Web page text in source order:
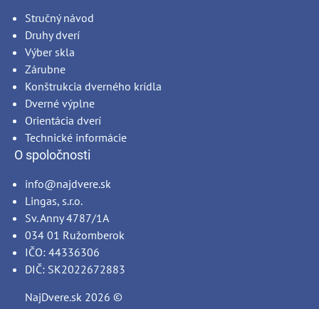
Stručný návod
Druhy dverí
Výber skla
Zárubne
Konštrukcia dverného krídla
Dverné výplne
Orientácia dverí
Technické informácie
O spoločnosti
info@najdvere.sk
Lingas, s.r.o.
Sv. Anny 4787/1A
034 01 Ružomberok
IČO: 44336306
DIČ: SK2022672883
NajDvere.sk 2026 ©